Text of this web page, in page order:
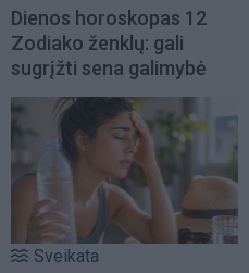
Dienos horoskopas 12
Zodiako ženklų: gali
sugrįžti sena galimybė
Sveikata